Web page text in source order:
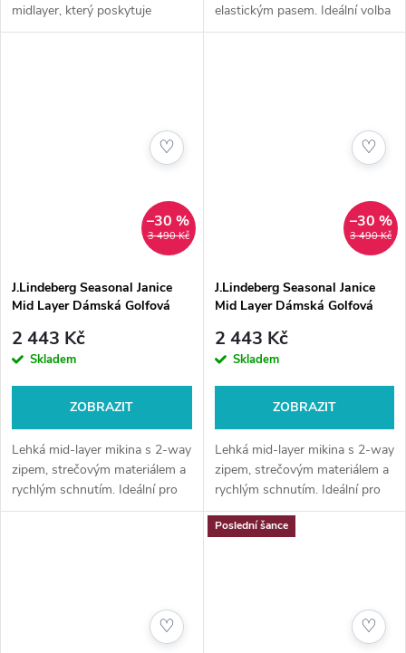
midlayer, který poskytuje
tepelný komfort bez omezení
elastickým pasem. Ideální volba
pro golf i volný čas.
3 490 Kč
–30 %
J.Lindeberg Seasonal Janice
Mid Layer Dámská Golfová
2 443 Kč
Skladem
ZOBRAZIT
Lehká mid-layer mikina s 2-way
zipem, strečovým materiálem a
rychlým schnutím. Ideální pro
každodenní nošení i sportovní
♡
3 490 Kč
–30 %
J.Lindeberg Seasonal Janice
Mid Layer Dámská Golfová
2 443 Kč
Skladem
ZOBRAZIT
Lehká mid-layer mikina s 2-way
zipem, strečovým materiálem a
rychlým schnutím. Ideální pro
každodenní nošení i sportovní
aktivity.
♡
♡
Poslední šance
♡